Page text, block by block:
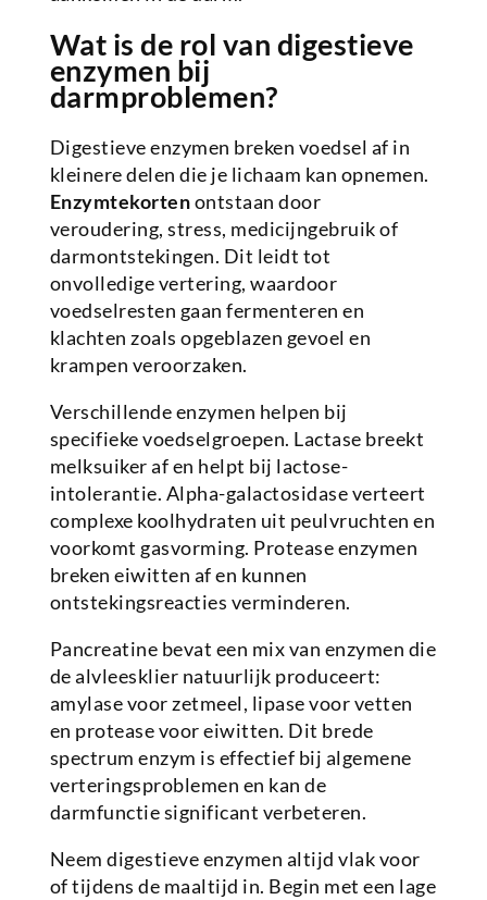
Wat is de rol van digestieve
enzymen bij
darmproblemen?
Digestieve enzymen breken voedsel af in
kleinere delen die je lichaam kan opnemen.
Enzymtekortenontstaan door
veroudering, stress, medicijngebruik of
darmontstekingen. Dit leidt tot
onvolledige vertering, waardoor
voedselresten gaan fermenteren en
klachten zoals opgeblazen gevoel en
krampen veroorzaken.
Verschillende enzymen helpen bij
specifieke voedselgroepen. Lactase breekt
melksuiker af en helpt bij lactose-
intolerantie. Alpha-galactosidase verteert
complexe koolhydraten uit peulvruchten en
voorkomt gasvorming. Protease enzymen
breken eiwitten af en kunnen
ontstekingsreacties verminderen.
Pancreatine bevat een mix van enzymen die
de alvleesklier natuurlijk produceert:
amylase voor zetmeel, lipase voor vetten
en protease voor eiwitten. Dit brede
spectrum enzym is effectief bij algemene
verteringsproblemen en kan de
darmfunctie significant verbeteren.
Neem digestieve enzymen altijd vlak voor
of tijdens de maaltijd in. Begin met een lage